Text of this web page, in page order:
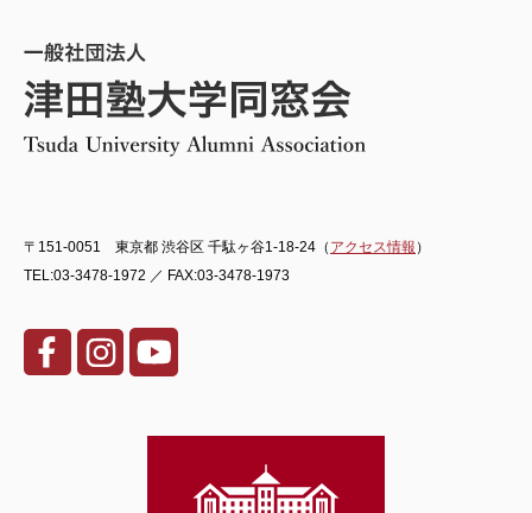
〒151-0051 東京都 渋谷区 千駄ヶ谷1-18-24（ アクセス情報 ）
TEL:03-3478-1972 ／ FAX:03-3478-1973